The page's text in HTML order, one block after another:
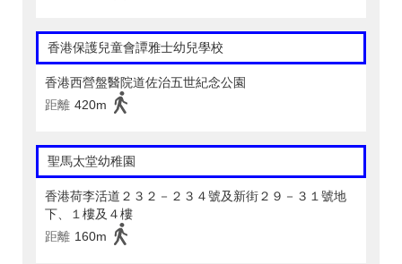
香港保護兒童會譚雅士幼兒學校
香港西營盤醫院道佐治五世紀念公園
距離 420m
聖馬太堂幼稚園
香港荷李活道２３２－２３４號及新街２９－３１號地
下、１樓及４樓
距離 160m